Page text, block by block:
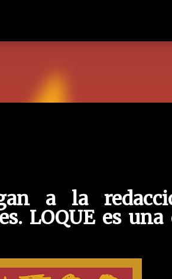
a la
LOQUE es una